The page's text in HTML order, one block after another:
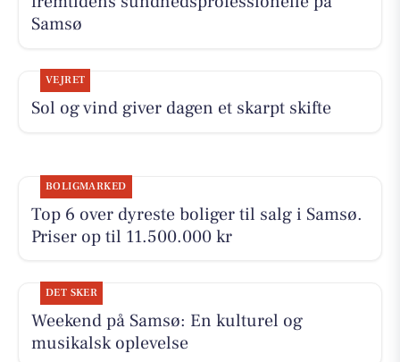
Samsø
VEJRET
Sol og vind giver dagen et skarpt skifte
BOLIGMARKED
Top 6 over dyreste boliger til salg i Samsø.
Priser op til 11.500.000 kr
DET SKER
Weekend på Samsø: En kulturel og
musikalsk oplevelse